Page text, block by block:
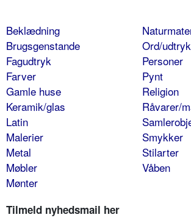
Beklædning
Brugsgenstande
Fagudtryk
Farver
Gamle huse
Keramik/glas
Latin
Malerier
Metal
Møbler
Mønter
Ord/udtryk
Personer
Pynt
Religion
Råvarer/
Smykker
Stilarter
Våben
Tilmeld nyhedsmail her